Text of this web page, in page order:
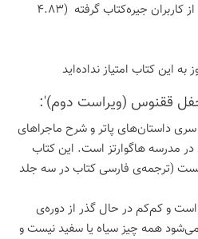
(4.83
به این كتاب امتیاز نداده‌اید
ققنوس (ویراست دوم)':
داستان‌های پاتر و شرح ماجراهای
مدرسه هاگوارتز است. این کتاب
(ترجمه‌ی فارسی کتاب در سه جلد
است و کم‌کم در حال گذر از دوره‌ی
همه چیز سیاه یا سفید نیست و